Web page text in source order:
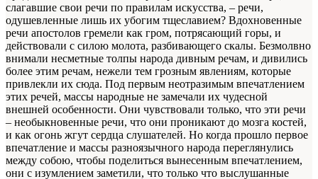
слагавшие свои речи по правилам искусства, – речи,
одушевленные лишь их убогим тщеславием? Вдохновенные
речи апостолов гремели как гром, потрясающий горы, и
действовали с силою молота, разбивающего скалы. Безмолвно
внимали несметные толпы народа дивным речам, и дивились
более этим речам, нежели тем грозным явлениям, которые
привлекли их сюда. Под первым неотразимым впечатлением
этих речей, массы народ­ные не замечали их чудесной
внешней особенности. Они чув­ствовали только, что эти речи
– необыкновенные речи, что они проникают до мозга костей,
и как огонь жгут сердца слуша­телей. Но когда прошло первое
впечатление и массы разноязычного народа переглянулись
между собою, чтобы поделиться вынесенным впечатлением,
они с изумлением заметили, что только что выслушанные